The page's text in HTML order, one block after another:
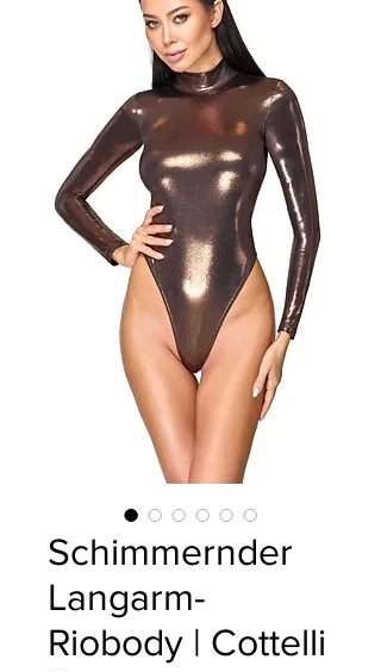
Schimmernder
Langarm-
Riobody | Cottelli